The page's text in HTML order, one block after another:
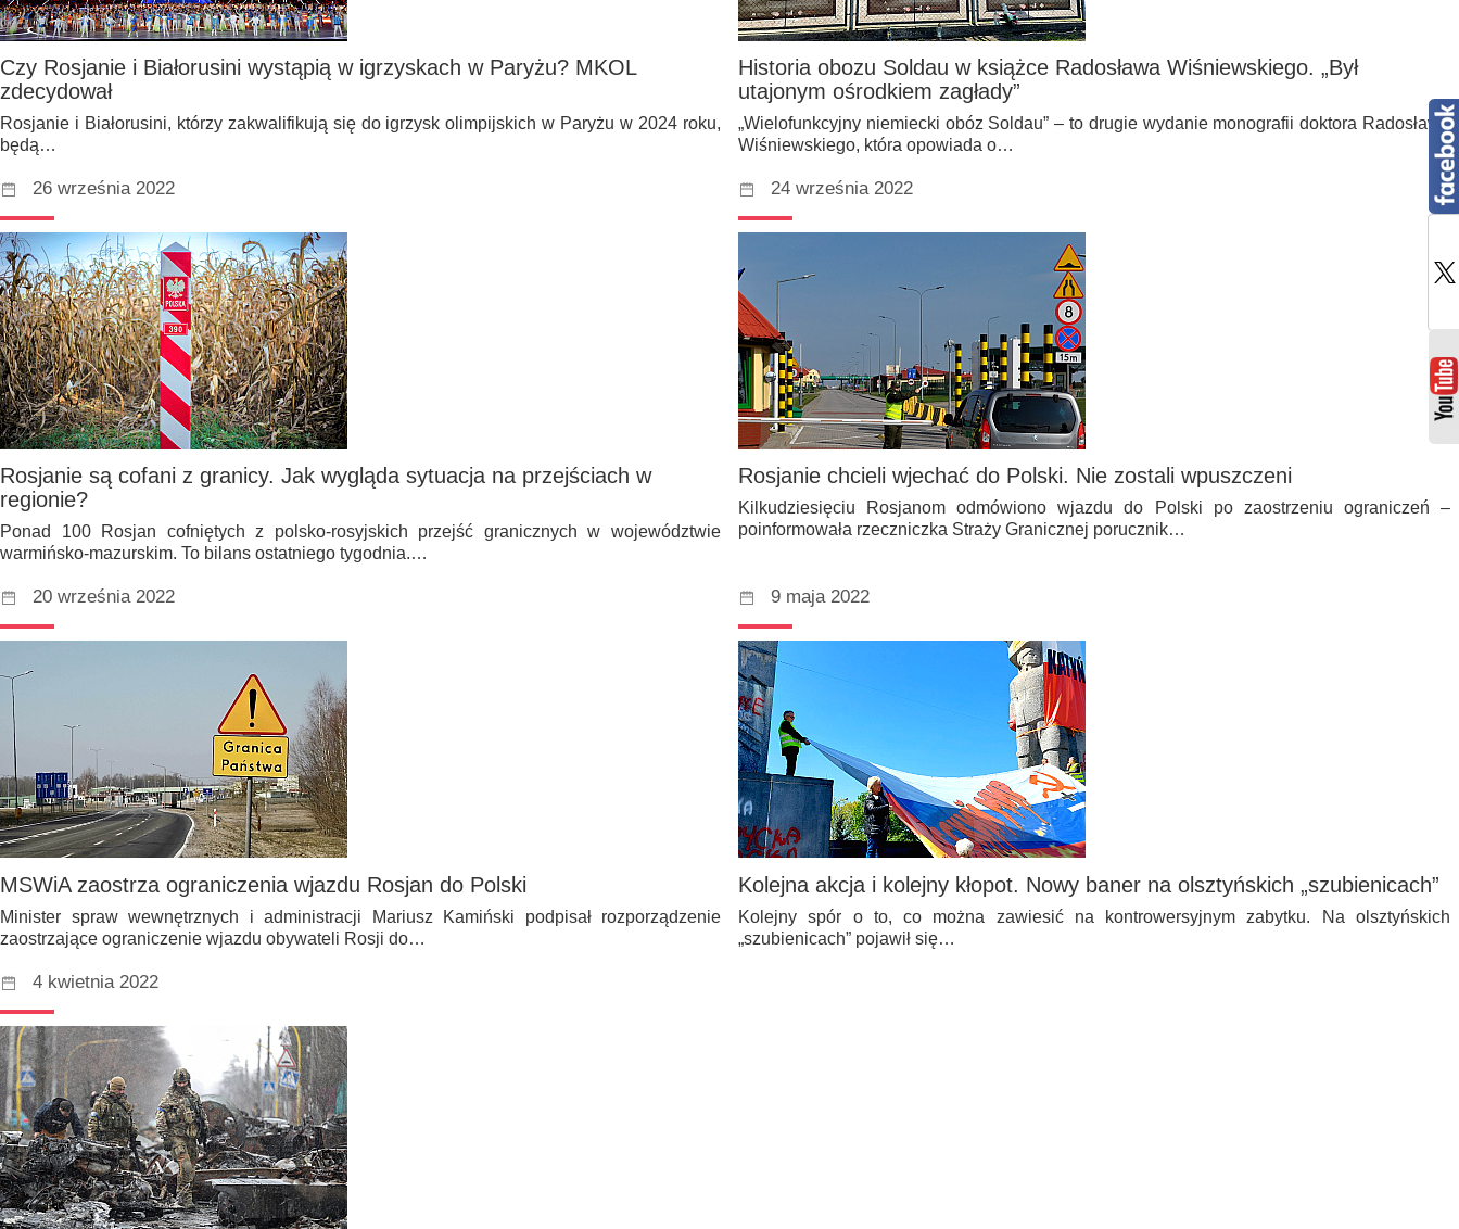
Czy Rosjanie i Białorusini wystąpią w igrzyskach w Paryżu? MKOL
zdecydował
Rosjanie i Białorusini, którzy zakwalifikują się do igrzysk olimpijskich w Paryżu w 2024 roku,
będą…
Historia obozu Soldau w książce Radosława Wiśniewskiego. „Był
utajonym ośrodkiem zagłady”
„Wielofunkcyjny niemiecki obóz Soldau” – to drugie wydanie monografii doktora Radosława
Wiśniewskiego, która opowiada o…
26 września 2022
Rosjanie są cofani z granicy. Jak wygląda sytuacja na przejściach w
regionie?
Ponad 100 Rosjan cofniętych z polsko-rosyjskich przejść granicznych w województwie
warmińsko-mazurskim. To bilans ostatniego tygodnia.…
24 września 2022
Rosjanie chcieli wjechać do Polski. Nie zostali wpuszczeni
Kilkudziesięciu Rosjanom odmówiono wjazdu do Polski po zaostrzeniu ograniczeń –
poinformowała rzeczniczka Straży Granicznej porucznik…
20 września 2022
MSWiA zaostrza ograniczenia wjazdu Rosjan do Polski
Minister spraw wewnętrznych i administracji Mariusz Kamiński podpisał rozporządzenie
zaostrzające ograniczenie wjazdu obywateli Rosji do…
9 maja 2022
Kolejna akcja i kolejny kłopot. Nowy baner na olsztyńskich „szubienicach”
Kolejny spór o to, co można zawiesić na kontrowersyjnym zabytku. Na olsztyńskich
„szubienicach” pojawił się…
4 kwietnia 2022